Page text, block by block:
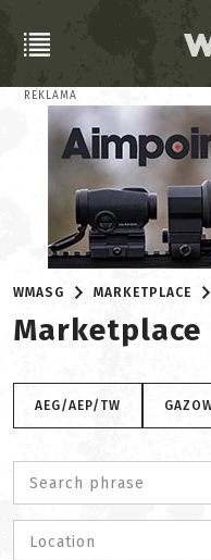
REKLAMA
WMASG MARKETPLACE
Marketplace
AEG/AEP/TW
Search phrase
Location